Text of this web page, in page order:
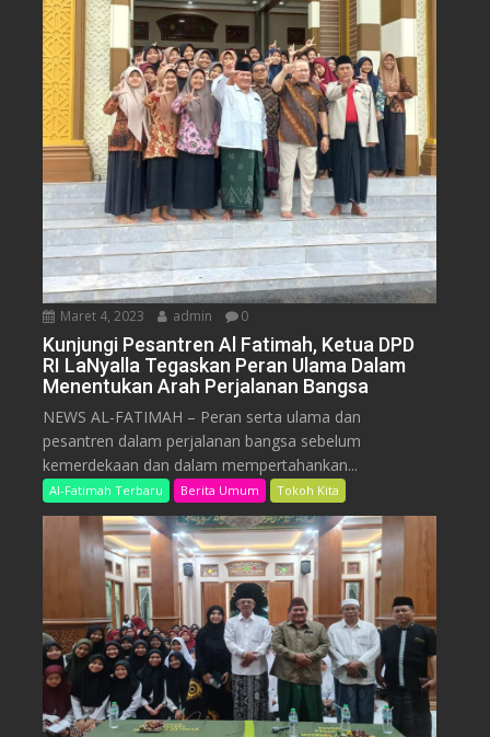
Maret 4, 2023 admin 0
Kunjungi Pesantren Al Fatimah, Ketua DPD
RI LaNyalla Tegaskan Peran Ulama Dalam
Menentukan Arah Perjalanan Bangsa
NEWS AL-FATIMAH – Peran serta ulama dan
pesantren dalam perjalanan bangsa sebelum
kemerdekaan dan dalam mempertahankan...
Al-Fatimah Terbaru Berita Umum Tokoh Kita